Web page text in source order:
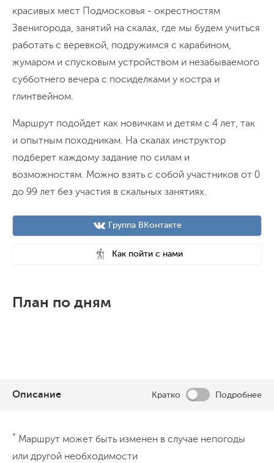
красивых мест Подмосковья - окрестностям
Звенигорода, занятий на скалах, где мы будем учиться
работать с веревкой, подружимся с карабином,
жумаром и спусковым устройством и незабываемого
субботнего вечера с посиделками у костра и
глинтвейном.
Маршрут подойдет как новичкам и детям с 4 лет, так
и опытным походникам. На скалах инструктор
подберет каждому задание по силам и
возможностям. Можно взять с собой участников от 0
до 99 лет без участия в скальных занятиях.
Группа ВКонтакте
Как пойти с нами
План по дням
Описание Кратко Подробнее
Встречаемся около 11.00 возле нашей
* Маршрут может быть изменен в случае непогоды
или другой необходимости